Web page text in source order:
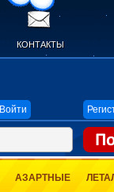
КОНТАКТЫ
Войти
АЗАРТНЫЕ